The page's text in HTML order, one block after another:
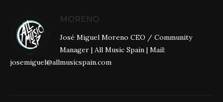
MORENO
José Miguel Moreno CEO / Community
Manager | All Music Spain | Mail:
josemiguel@allmusicspain.com